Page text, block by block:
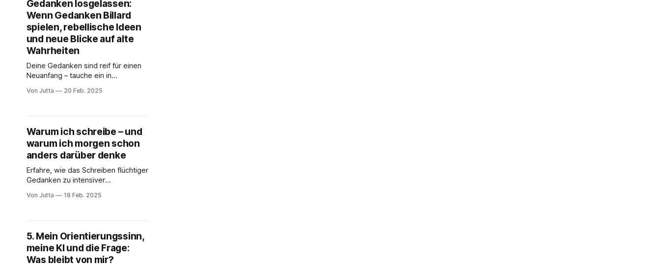
Gedanken losgelassen:
Wenn Gedanken Billard
spielen, rebellische Ideen
und neue Blicke auf alte
Wahrheiten
Deine Gedanken sind reif für einen
Neuanfang – tauche ein in
wie ein Perspektivwechsel dich
Von Jutta 20 Feb. 2025
Warum ich schreibe – und
warum ich morgen schon
anders darüber denke
Erfahre, wie das Schreiben flüchtiger
Gedanken zu intensiver
weiter und hinterfrage deine
Von Jutta 18 Feb. 2025
5. Mein Orientierungssinn,
meine KI und die Frage:
Was bleibt von mir?